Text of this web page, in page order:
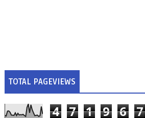
TOTAL PAGEVIEWS
4 7 1 9 6 7